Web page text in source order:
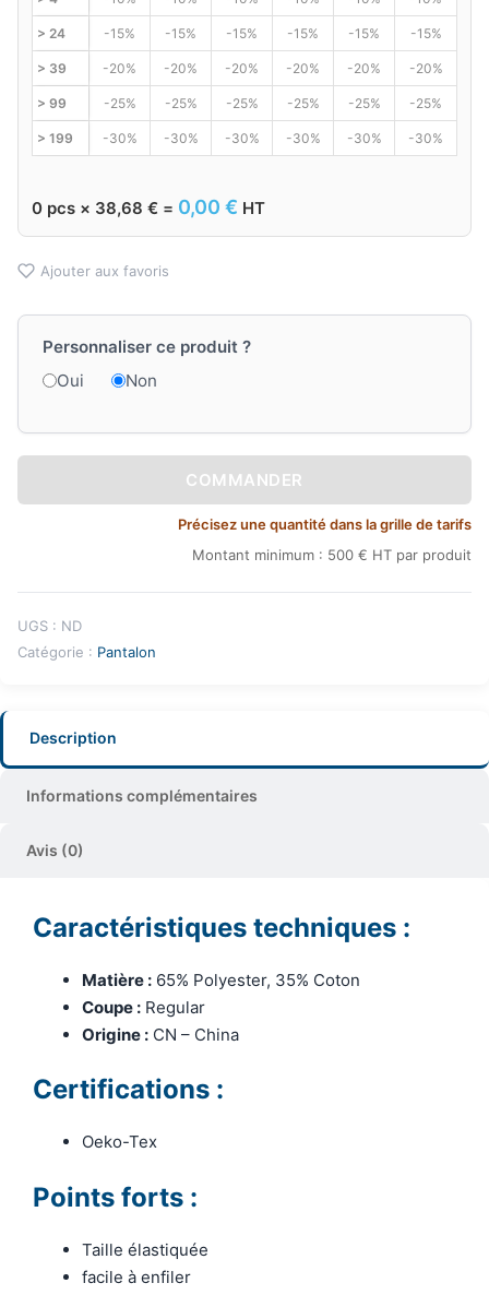
> 24 -15% -15% -15% -15% -15% -15%
> 39 -20% -20% -20% -20% -20% -20%
> 99 -25% -25% -25% -25% -25% -25%
> 199 -30% -30% -30% -30% -30% -30%
0 pcs × 38,68 € = 0,00 € HT
Ajouter aux favoris
Personnaliser ce produit ?
Oui
Non
COMMANDER
Précisez une quantité dans la grille de tarifs
Montant minimum : 500 € HT par produit
UGS : ND
Catégorie : Pantalon
Description
Informations complémentaires
Avis (0)
Caractéristiques techniques :
Matière : 65% Polyester, 35% Coton
Coupe : Regular
Origine : CN – China
Certifications :
Oeko-Tex
Points forts :
Taille élastiquée
facile à enfiler